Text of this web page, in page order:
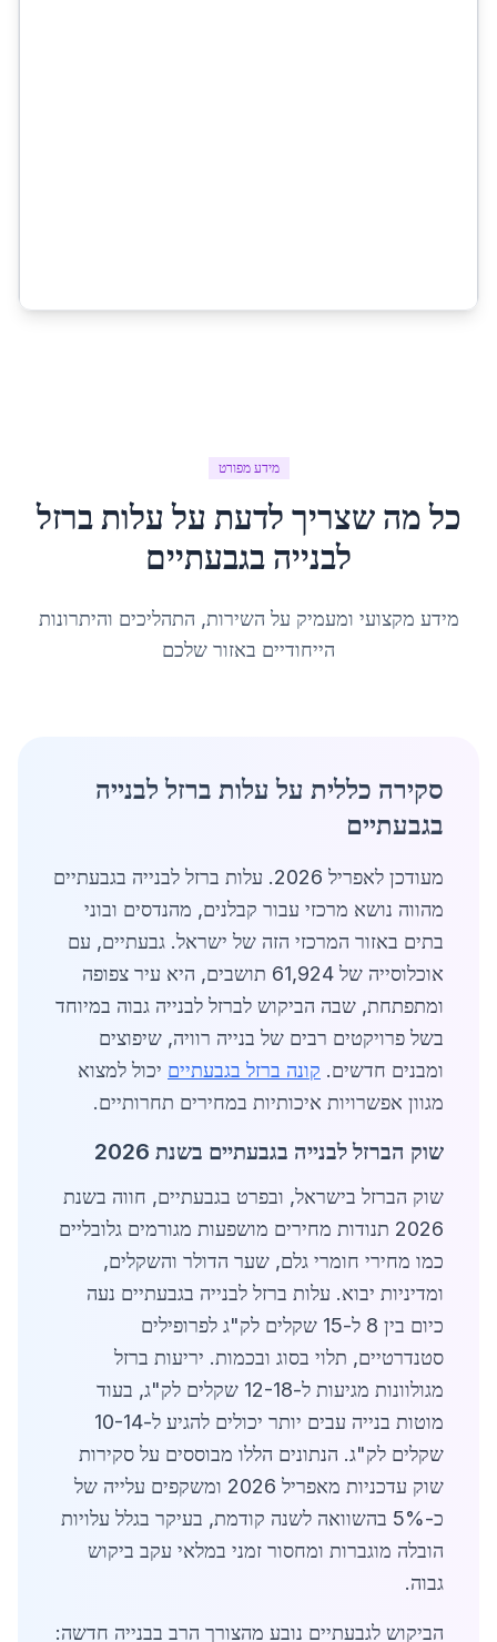
מידע מפורט
כל מה שצריך לדעת עלעלות ברזל
לבנייה בגבעתיים
מידע מקצועי ומעמיק על השירות, התהליכים והיתרונות
הייחודיים באזור שלכם
סקירה כללית על עלות ברזל לבנייה
בגבעתיים
מעודכן לאפריל 2026. עלות ברזל לבנייה בגבעתיים
מהווה נושא מרכזי עבור קבלנים, מהנדסים ובוני
בתים באזור המרכזי הזה של ישראל. גבעתיים, עם
אוכלוסייה של 61,924 תושבים, היא עיר צפופה
ומתפתחת, שבה הביקוש לברזל לבנייה גבוה במיוחד
בשל פרויקטים רבים של בנייה רוויה, שיפוצים
ומבנים חדשים. קונה ברזל בגבעתיים יכול למצוא
מגוון אפשרויות איכותיות במחירים תחרותיים.
שוק הברזל לבנייה בגבעתיים בשנת 2026
שוק הברזל בישראל, ובפרט בגבעתיים, חווה בשנת
2026 תנודות מחירים מושפעות מגורמים גלובליים
כמו מחירי חומרי גלם, שער הדולר והשקלים,
ומדיניות יבוא. עלות ברזל לבנייה בגבעתיים נעה
כיום בין 8 ל-15 שקלים לק"ג לפרופילים
סטנדרטיים, תלוי בסוג ובכמות. יריעות ברזל
מגולוונות מגיעות ל-12-18 שקלים לק"ג, בעוד
מוטות בנייה עבים יותר יכולים להגיע ל-10-14
שקלים לק"ג. הנתונים הללו מבוססים על סקירות
שוק עדכניות מאפריל 2026 ומשקפים עלייה של
כ-5% בהשוואה לשנה קודמת, בעיקר בגלל עלויות
הובלה מוגברות ומחסור זמני במלאי עקב ביקוש
גבוה.
הביקוש לגבעתיים נובע מהצורך הרב בבנייה חדשה: